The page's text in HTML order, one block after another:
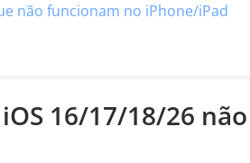
não funcionam no iPhone/iPad
16/17/18/26 não